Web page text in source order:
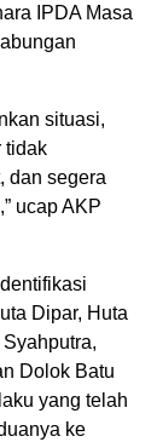
IPDA Masa
situasi,
tidak
dan segera
ucap AKP
Dipar, Huta
Dolok Batu
yang telah
ke